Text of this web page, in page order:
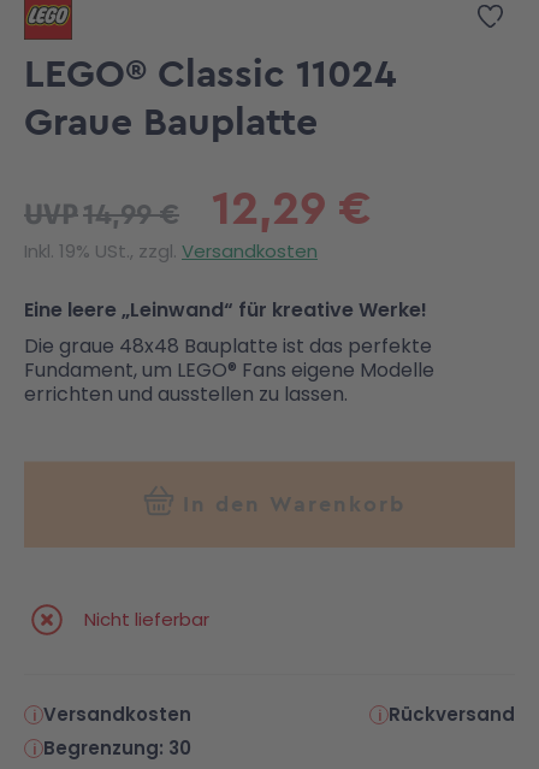
Zur
LEGO® Classic 11024
Graue Bauplatte
12,29 €
UVP14,99 €
Inkl. 19% USt., zzgl. Versandkosten
Eine leere „Leinwand“ für kreative Werke!
Die graue 48x48 Bauplatte ist das perfekte
Fundament, um LEGO® Fans eigene Modelle
errichten und ausstellen zu lassen.
In den Warenkorb
Nicht lieferbar
Versandkosten
Rückversand
Begrenzung: 30